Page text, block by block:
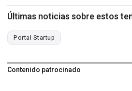
Últimas noticias sobre estos
Portal Startup
Contenido patrocinado